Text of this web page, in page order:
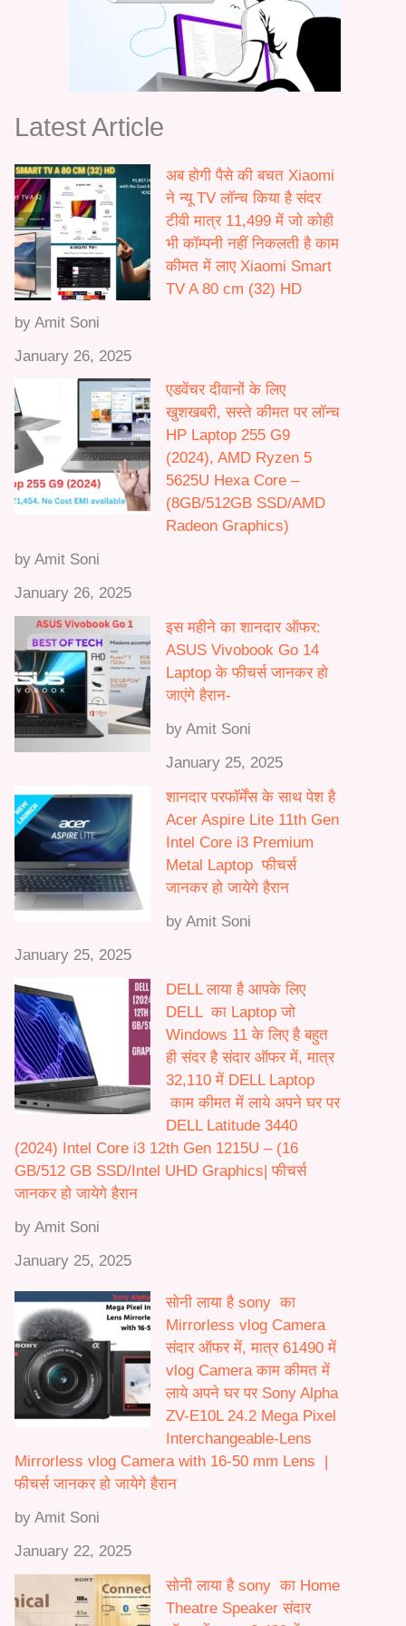
1
,
0
0
0
.
0
0
0
h
r
o
u
g
h
₹
0
0
0
.
0
Latest Article
अब होगी पैसे की बचत Xiaomi
ने न्यू TV लॉन्च किया है संदर
टीवी मात्र 11,499 में जो कोही
भी कॉम्पनी नहीं निकलती है काम
कीमत में लाए Xiaomi Smart
TV A 80 cm (32) HD
by Amit Soni
January 26, 2025
एडवेंचर दीवानों के लिए
खुशखबरी, सस्ते कीमत पर लॉन्च
HP Laptop 255 G9
(2024), AMD Ryzen 5
5625U Hexa Core –
(8GB/512GB SSD/AMD
Radeon Graphics)
by Amit Soni
January 26, 2025
इस महीने का शानदार ऑफर:
ASUS Vivobook Go 14
Laptop के फीचर्स जानकर हो
जाएंगे हैरान-
by Amit Soni
January 25, 2025
शानदार परफॉर्मेंस के साथ पेश है
Acer Aspire Lite 11th Gen
Intel Core i3 Premium
Metal Laptop फीचर्स
जानकर हो जायेगे हैरान
by Amit Soni
January 25, 2025
DELL लाया है आपके लिए
DELL का Laptop जो
Windows 11 के लिए है बहुत
ही संदर है संदार ऑफर में, मात्र
32,110 में DELL Laptop
काम कीमत में लाये अपने घर पर
DELL Latitude 3440
(2024) Intel Core i3 12th Gen 1215U – (16
GB/512 GB SSD/Intel UHD Graphics| फीचर्स
जानकर हो जायेगे हैरान
by Amit Soni
January 25, 2025
सोनी लाया है sony का
Mirrorless vlog Camera
संदार ऑफर में, मात्र 61490 में
vlog Camera काम कीमत में
लाये अपने घर पर Sony Alpha
ZV-E10L 24.2 Mega Pixel
Interchangeable-Lens
Mirrorless vlog Camera with 16-50 mm Lens |
फीचर्स जानकर हो जायेगे हैरान
by Amit Soni
January 22, 2025
सोनी लाया है sony का Home
Theatre Speaker संदार